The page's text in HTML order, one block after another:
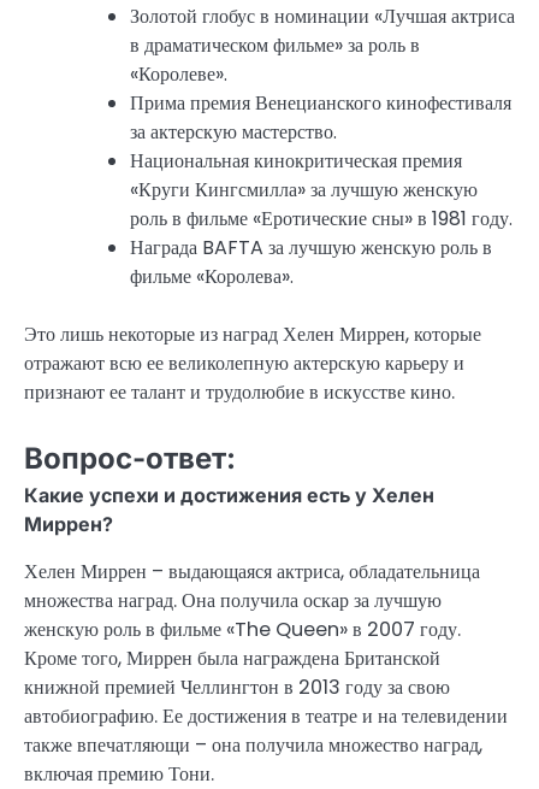
Золотой глобус в номинации «Лучшая актриса
в драматическом фильме» за роль в
«Королеве».
Прима премия Венецианского кинофестиваля
за актерскую мастерство.
Национальная кинокритическая премия
«Круги Кингсмилла» за лучшую женскую
роль в фильме «Еротические сны» в 1981 году.
Награда BAFTA за лучшую женскую роль в
фильме «Королева».
Это лишь некоторые из наград Хелен Миррен, которые
отражают всю ее великолепную актерскую карьеру и
признают ее талант и трудолюбие в искусстве кино.
Вопрос-ответ:
Какие успехи и достижения есть у Хелен
Миррен?
Хелен Миррен – выдающаяся актриса, обладательница
множества наград. Она получила оскар за лучшую
женскую роль в фильме «The Queen» в 2007 году.
Кроме того, Миррен была награждена Британской
книжной премией Челлингтон в 2013 году за свою
автобиографию. Ее достижения в театре и на телевидении
также впечатляющи – она получила множество наград,
включая премию Тони.